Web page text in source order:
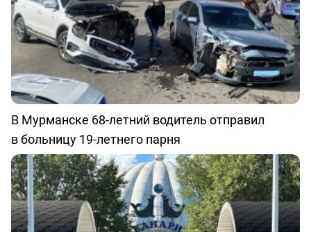
В Мурманске 68-летний водитель отправил
в больницу 19-летнего парня